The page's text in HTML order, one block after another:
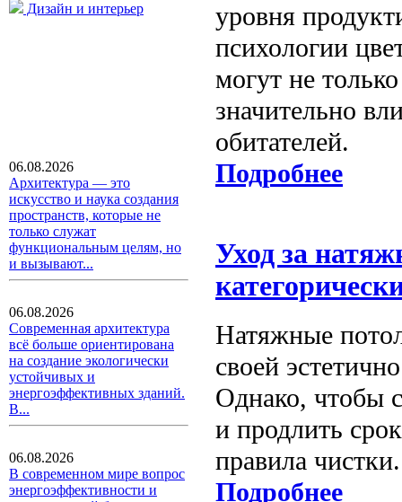
Дизайн и интерьер
06.08.2026
Архитектура — это
искусство и наука создания
пространств, которые не
только служат
функциональным целям, но
и вызывают...
06.08.2026
Современная архитектура
всё больше ориентирована
на создание экологически
устойчивых и
энергоэффективных зданий.
В...
06.08.2026
В современном мире вопрос
энергоэффективности и
уровня
психологии
могут не
значительно
обитателей.
Подробнее
Уход за
Натяжные
своей
Однако, чтобы
и продлить
правила чистки.
Подробнее